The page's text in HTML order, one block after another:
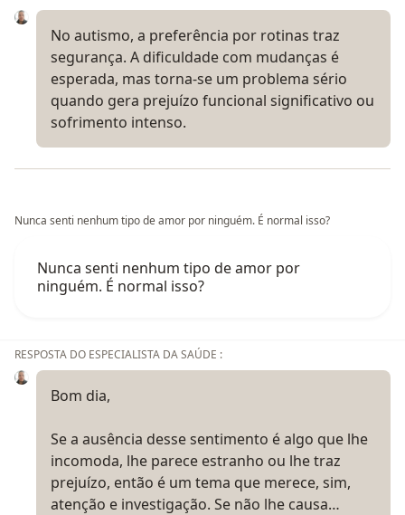
No autismo, a preferência por rotinas traz
segurança. A dificuldade com mudanças é
esperada, mas torna-se um problema sério
quando gera prejuízo funcional significativo ou
sofrimento intenso.
Nunca senti nenhum tipo de amor por ninguém. É normal isso?
Nunca senti nenhum tipo de amor por
ninguém. É normal isso?
RESPOSTA DO ESPECIALISTA DA SAÚDE :
Bom dia,
Se a ausência desse sentimento é algo que lhe
incomoda, lhe parece estranho ou lhe traz
prejuízo, então é um tema que merece, sim,
atenção e investigação. Se não lhe causa…